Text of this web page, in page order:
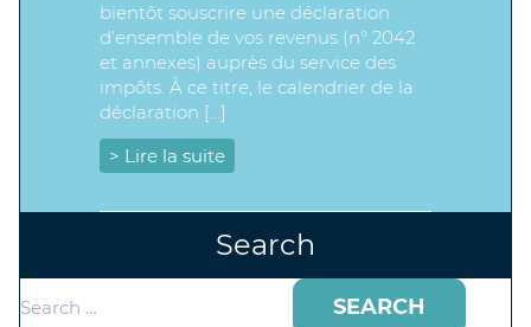
bientôt souscrire une déclaration
d’ensemble de vos revenus (n° 2042
et annexes) auprès du service des
impôts. À ce titre, le calendrier de la
déclaration […]
> Lire la suite
Search
for: